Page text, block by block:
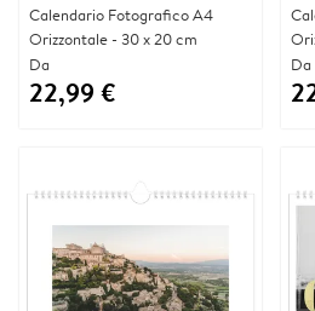
Calendario Fotografico A4
Orizzontale - 30 x 20 cm
Da
22,99 €
Da